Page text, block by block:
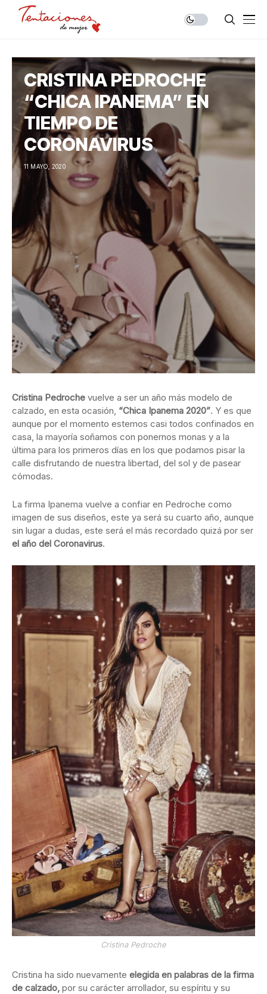
CRISTINA PEDROCHE
“CHICA IPANEMA” EN
TIEMPO DE
CORONAVIRUS
11 MAYO, 2020
Cristina Pedroche vuelve a ser un año más modelo de
calzado, en esta ocasión, “Chica Ipanema 2020”. Y es que
aunque por el momento estemos casi todos confinados en
casa, la mayoría soñamos con ponernos monas y a la
última para los primeros días en los que podamos pisar la
calle disfrutando de nuestra libertad, del sol y de pasear
cómodas.
La firma Ipanema vuelve a confiar en Pedroche como
imagen de sus diseños, este ya será su cuarto año, aunque
sin lugar a dudas, este será el más recordado quizá por ser
el año del Coronavirus.
Cristina Pedroche
Cristina ha sido nuevamente elegida en palabras de la firma
de calzado, por su carácter arrollador, su espíritu y su